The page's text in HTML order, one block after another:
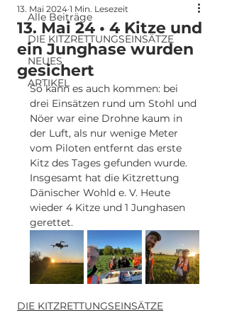
Alle Beiträge
DIE KITZRETTUNGSEINSÄTZE
NEUES
ARTIKEL
13. Mai 24 • 4 Kitze und
ein Junghase wurden
gesichert
13. Mai 2024 1 Min. Lesezeit
So kann es auch kommen: bei
drei Einsätzen rund um Stohl und
Nöer war eine Drohne kaum in
der Luft, als nur wenige Meter
vom Piloten entfernt das erste
Kitz des Tages gefunden wurde.
Insgesamt hat die Kitzrettung
Dänischer Wohld e. V. Heute
wieder 4 Kitze und 1 Junghasen
gerettet.
DIE KITZRETTUNGSEINSÄTZE